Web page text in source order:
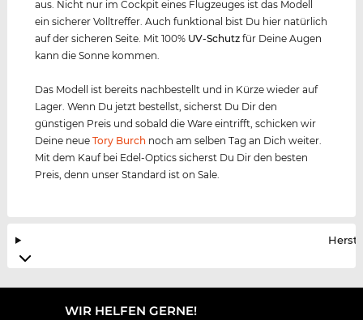
aus. Nicht nur im Cockpit eines Flugzeuges ist das Modell
ein sicherer Volltreffer. Auch funktional bist Du hier natürlich
auf der sicheren Seite. Mit 100% UV-Schutz für Deine Augen
kann die Sonne kommen.
Das Modell ist bereits nachbestellt und in Kürze wieder auf
Lager. Wenn Du jetzt bestellst, sicherst Du Dir den
günstigen Preis und sobald die Ware eintrifft, schicken wir
Deine neueTory Burch noch am selben Tag an Dich weiter.
Mit dem Kauf bei Edel-Optics sicherst Du Dir den besten
Preis, denn unser Standard ist on Sale.
WIR HELFEN GERNE!